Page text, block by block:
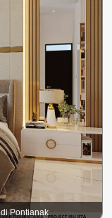
Pontianak